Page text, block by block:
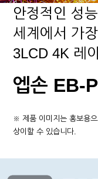
안정적인 성능
세계에서 가
3LCD 4K 레
엡손 EB-
※ 제품 이미지는 홍보용
상이할 수 있습니다.